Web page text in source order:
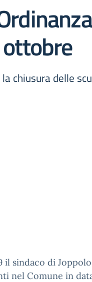
chiusura delle
il sindaco di
nel Comune in